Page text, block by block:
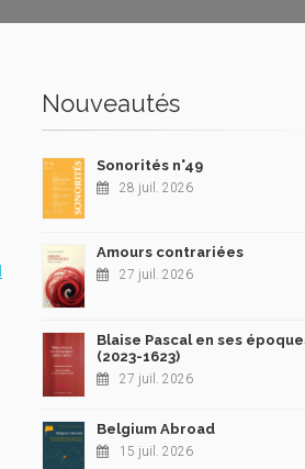
Nouveautés
Sonorités n°49
28 juil. 2026
Amours contrariées
27 juil. 2026
Blaise Pascal en ses
(2023-1623)
27 juil. 2026
Belgium Abroad
15 juil. 2026